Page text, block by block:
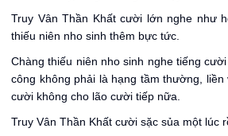
Truy Vân Thần Khất cười lớn nghe như
thiếu niên nho sinh thêm bực tức.
Chàng thiếu niên nho sinh nghe tiếng
công không phải là hạng tầm thường, liền
cười không cho lão cười tiếp nữa.
Truy Vân Thần Khất cười sặc sủa một lúc